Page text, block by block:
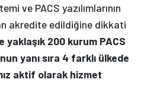
ve PACS yazılımlarının
akredite edildiğine dikkati
yaklaşık 200 kurum PACS
yanı sıra 4 farklı ülkede
aktif olarak hizmet